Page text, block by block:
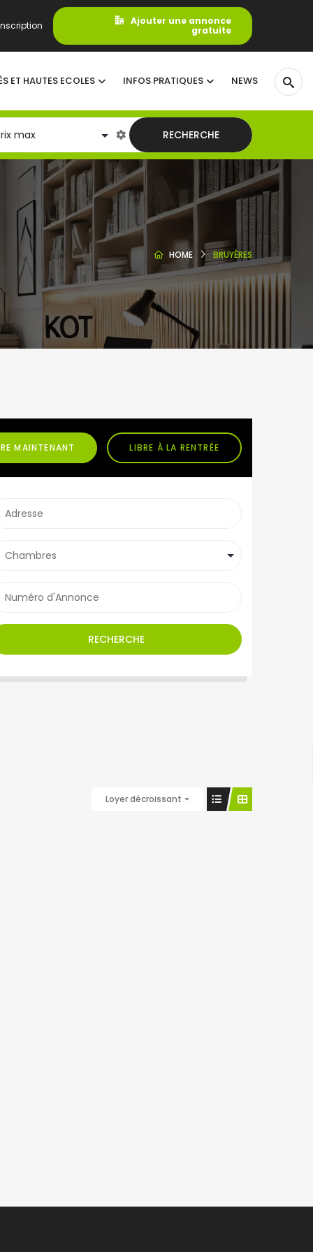
Ajouter une annonce
gratuite
ET HAUTES ECOLES INFOS PRATIQUES NEWS
RECHERCHE
HOME BRUYÈRES
MAINTENANT LIBRE À LA RENTRÉE
RECHERCHE
Loyer décroissant